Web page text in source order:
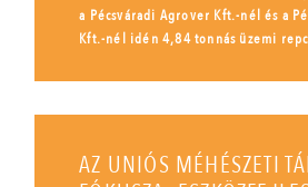
a Pécsváradi Agrover Kft.-nél és a
Kft.-nél idén 4,84 tonnás üzemi
AZ UNIÓS MÉHÉSZETI